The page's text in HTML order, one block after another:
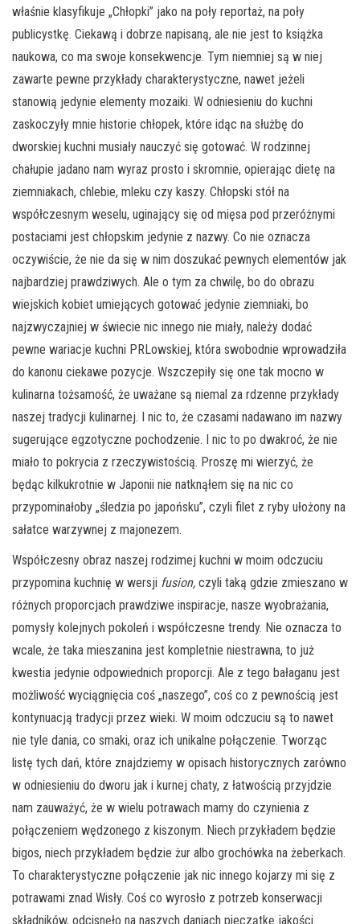
właśnie klasyfikuje „Chłopki” jako na poły reportaż, na poły
publicystkę. Ciekawą i dobrze napisaną, ale nie jest to książka
naukowa, co ma swoje konsekwencje. Tym niemniej są w niej
zawarte pewne przykłady charakterystyczne, nawet jeżeli
stanowią jedynie elementy mozaiki. W odniesieniu do kuchni
zaskoczyły mnie historie chłopek, które idąc na służbę do
dworskiej kuchni musiały nauczyć się gotować. W rodzinnej
chałupie jadano nam wyraz prosto i skromnie, opierając dietę na
ziemniakach, chlebie, mleku czy kaszy. Chłopski stół na
współczesnym weselu, uginający się od mięsa pod przeróżnymi
postaciami jest chłopskim jedynie z nazwy. Co nie oznacza
oczywiście, że nie da się w nim doszukać pewnych elementów jak
najbardziej prawdziwych. Ale o tym za chwilę, bo do obrazu
wiejskich kobiet umiejących gotować jedynie ziemniaki, bo
najzwyczajniej w świecie nic innego nie miały, należy dodać
pewne wariacje kuchni PRLowskiej, która swobodnie wprowadziła
do kanonu ciekawe pozycje. Wszczepiły się one tak mocno w
kulinarna tożsamość, że uważane są niemal za rdzenne przykłady
naszej tradycji kulinarnej. I nic to, że czasami nadawano im nazwy
sugerujące egzotyczne pochodzenie. I nic to po dwakroć, że nie
miało to pokrycia z rzeczywistością. Proszę mi wierzyć, że
będąc kilkukrotnie w Japonii nie natknąłem się na nic co
przypominałoby „śledzia po japońsku”, czyli filet z ryby ułożony na
sałatce warzywnej z majonezem.
Współczesny obraz naszej rodzimej kuchni w moim odczuciu
przypomina kuchnię w wersji fusion, czyli taką gdzie zmieszano w
różnych proporcjach prawdziwe inspiracje, nasze wyobrażania,
pomysły kolejnych pokoleń i współczesne trendy. Nie oznacza to
wcale, że taka mieszanina jest kompletnie niestrawna, to już
kwestia jedynie odpowiednich proporcji. Ale z tego bałaganu jest
możliwość wyciągnięcia coś „naszego”, coś co z pewnością jest
kontynuacją tradycji przez wieki. W moim odczuciu są to nawet
nie tyle dania, co smaki, oraz ich unikalne połączenie. Tworząc
listę tych dań, które znajdziemy w opisach historycznych zarówno
w odniesieniu do dworu jak i kurnej chaty, z łatwością przyjdzie
nam zauważyć, że w wielu potrawach mamy do czynienia z
połączeniem wędzonego z kiszonym. Niech przykładem będzie
bigos, niech przykładem będzie żur albo grochówka na żeberkach.
To charakterystyczne połączenie jak nic innego kojarzy mi się z
potrawami znad Wisły. Coś co wyrosło z potrzeb konserwacji
składników, odcisnęło na naszych daniach pieczątkę jakości.